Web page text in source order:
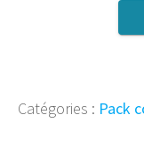
Catégories : Pack